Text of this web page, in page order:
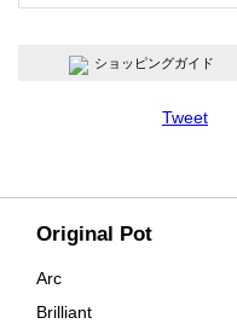
Original Pot
Arc
Brilliant
ショッピングガイド
Tweet